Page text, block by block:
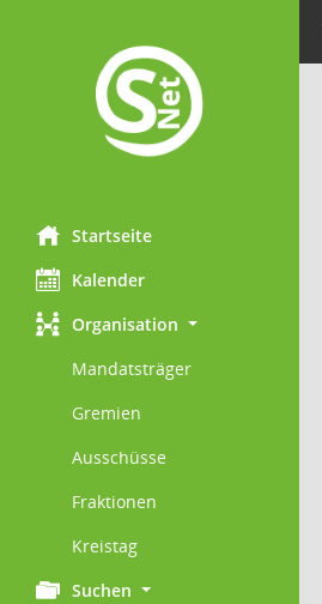
Startseite
Kalender
Organisation
Mandatsträger
Gremien
Ausschüsse
Fraktionen
Kreistag
Suchen